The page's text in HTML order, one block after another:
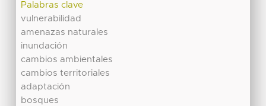
Palabras clave
vulnerabilidad
amenazas naturales
inundación
cambios ambientales
cambios territoriales
adaptación
bosques